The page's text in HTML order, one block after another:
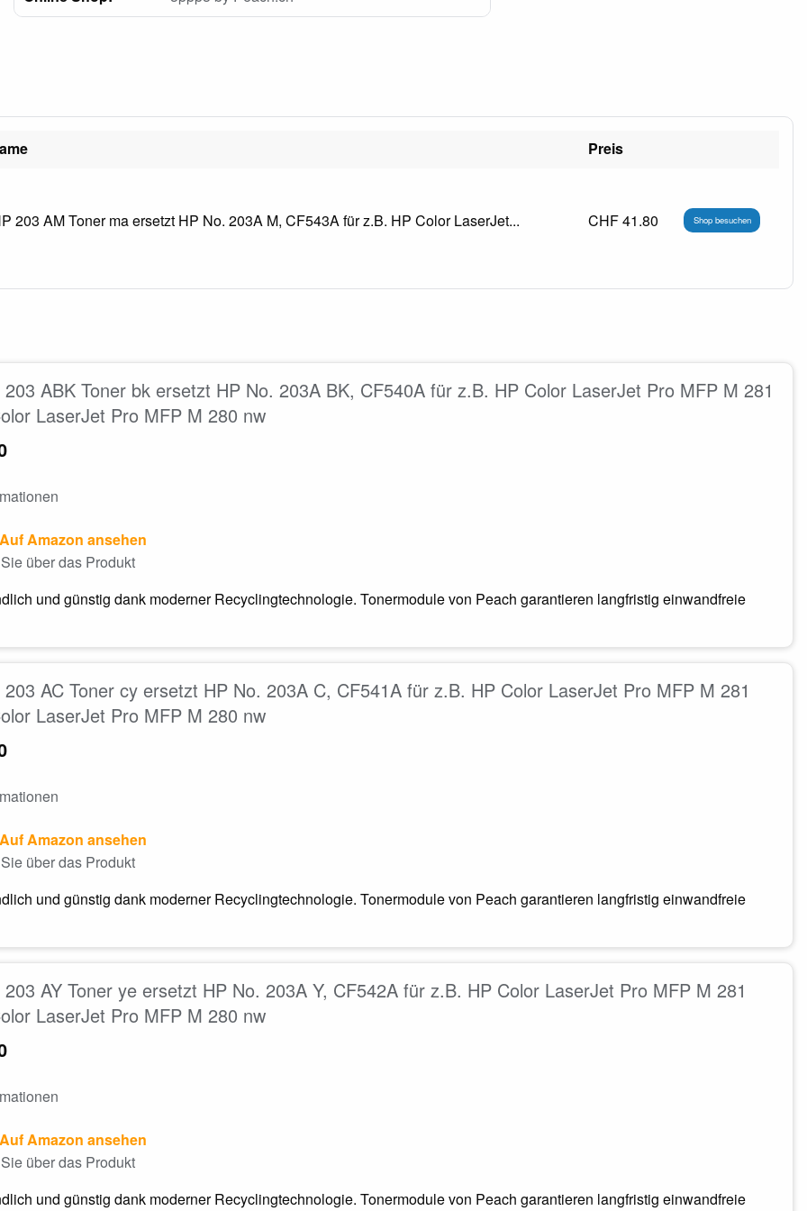
Preis
203 AM Toner ma ersetzt HP No. 203A M, CF543A für z.B. HP Color LaserJet... CHF 41.80 Shop besuchen
203 ABK Toner bk ersetzt HP No. 203A BK, CF540A für z.B. HP Color LaserJet Pro MFP M 281
LaserJet Pro MFP M 280 nw
Amazon ansehen
über das Produkt
und günstig dank moderner Recyclingtechnologie. Tonermodule von Peach garantieren langfristig einwandfreie
AC Toner cy ersetzt HP No. 203A C, CF541A für z.B. HP Color LaserJet Pro MFP M 281
LaserJet Pro MFP M 280 nw
Amazon ansehen
über das Produkt
und günstig dank moderner Recyclingtechnologie. Tonermodule von Peach garantieren langfristig einwandfreie
AY Toner ye ersetzt HP No. 203A Y, CF542A für z.B. HP Color LaserJet Pro MFP M 281
LaserJet Pro MFP M 280 nw
Amazon ansehen
über das Produkt
und günstig dank moderner Recyclingtechnologie. Tonermodule von Peach garantieren langfristig einwandfreie